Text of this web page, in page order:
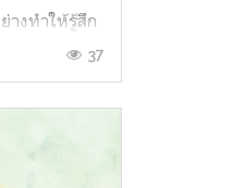
างทำให้รู้สึก
ดิ้นรนอยาก
พลของที่
ฟิ...
37